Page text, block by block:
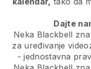
Dajte
Neka Blackbell
za uređivanje
- jednostavna